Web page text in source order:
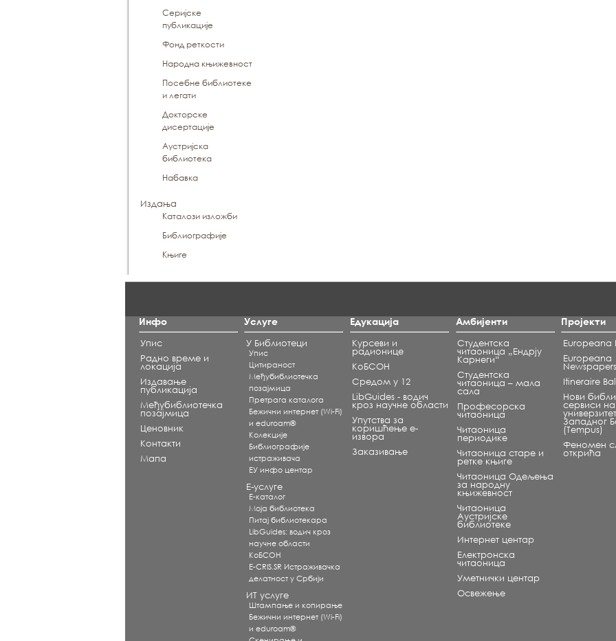
Серијске
публикације
Фонд реткости
Народна књижевност
Посебне библиотеке
и легати
Докторске
дисертације
Аустријска
библиотека
Набавка
Издања
Каталози изложби
Библиографије
Књиге
Инфо
Упис
Радно време и
локација
Издавање
публикација
Међубиблиотечка
позајмица
Ценовник
Контакти
Мапа
Услуге
У Библиотеци
Упис
Цитираност
Међубиблиотечка
позајмица
Претрага каталога
Бежични интернет (Wi-Fi)
и eduroam®
Koлекције
Библиографије
истраживача
ЕУ инфо центар
Е-услуге
Е-каталог
Моја библиотека
Питај библиотекара
LibGuides: водич кроз
научне области
КоБСОН
E-CRIS.SR Истраживачка
делатност у Србији
ИТ услуге
Штампање и копирање
Бежични интернет (Wi-Fi)
и eduroam®
Едукација
Курсеви и
радионице
КоБСОН
Средом у 12
LibGuides - водич
кроз научне области
Упутства за
коришћење е-
извора
Заказивање
Амбијенти
Студентска
читаоница „Ендрју
Карнеги“
Студентска
читаоница – мала
сала
Професорска
читаоница
Читаоница
периодике
Читаоница старе и
ретке књиге
Читаоница Одељења
за народну
књижевност
Читаоница
Аустријске
библиотеке
Интернет центар
Електронска
читаоница
Уметнички центар
Освежење
Пројекти
Europeana
Europeana
Newspapers
Itineraire
Нови
сервиси на
Западног
(Tempus)
Феномен
открића